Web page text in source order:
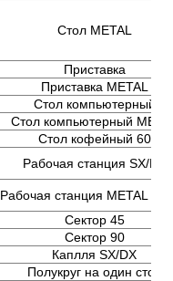
Стол METAL
Приставка
Приставка METAL
Стол компьютерный
Стол компьютерный
Стол кофейный 60
Рабочая станция SX/DX
Рабочая станция METAL
Сектор 45
Сектор 90
Каплля SX/DX
Полукруг на один стол